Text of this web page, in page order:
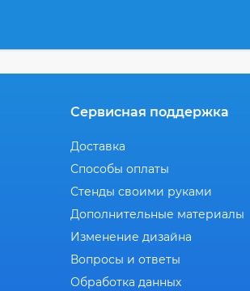
Сервисная поддержка
Доставка
Способы оплаты
Стенды своими руками
Дополнительные материалы
Изменение дизайна
Вопросы и ответы
Обработка данных